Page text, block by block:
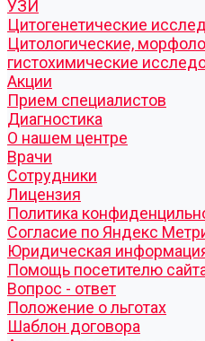
УЗИ
Цитогенетические
Цитологические,
гистохимические
Акции
Прием специалистов
Диагностика
О нашем центре
Врачи
Сотрудники
Лицензия
Политика
Согласие по Яндекс
Юридическая
Помощь посетителю
Вопрос - ответ
Положение о льготах
Шаблон договора